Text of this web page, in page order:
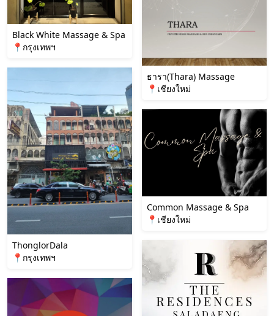
Black White Massage & Spa
📍กรุงเทพฯ
ThonglorDala
📍กรุงเทพฯ
ธารา(Thara) Massage
📍เชียงใหม่
Common Massage & Spa
📍เชียงใหม่